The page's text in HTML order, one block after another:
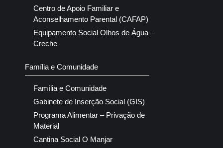
Centro de Apoio Familiar e
Aconselhamento Parental (CAFAP)
Equipamento Social Olhos de Água –
Creche
Família e Comunidade
Família e Comunidade
Gabinete de Inserção Social (GIS)
Programa Alimentar – Privação de
Material
Cantina Social O Manjar